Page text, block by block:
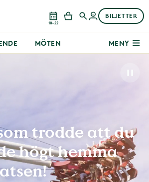
10–22
BILJETTER
MÖTEN MENY
trodde att du
högt hemma